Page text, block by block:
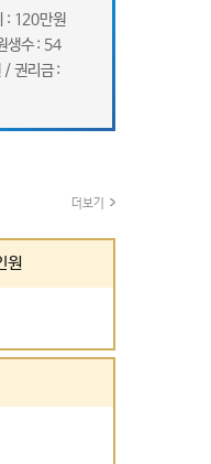
: 120만원
생수 : 54
권리금 :
더보기
원